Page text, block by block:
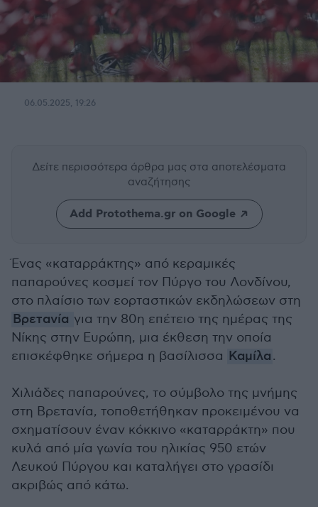
06.05.2025, 19:26
Δείτε περισσότερα άρθρα μας στα αποτελέσματα
αναζήτησης
Add Protothema.gr on Google
Ένας «καταρράκτης» από κεραμικές
παπαρούνες κοσμεί τον Πύργο του Λονδίνου,
στο πλαίσιο των εορταστικών εκδηλώσεων στη
Βρετανία για την 80η επέτειο της ημέρας της
Νίκης στην Ευρώπη, μια έκθεση την οποία
επισκέφθηκε σήμερα η βασίλισσα Καμίλα.
Χιλιάδες παπαρούνες, το σύμβολο της μνήμης
στη Βρετανία, τοποθετήθηκαν προκειμένου να
σχηματίσουν έναν κόκκινο «καταρράκτη» που
κυλά από μία γωνία του ηλικίας 950 ετών
Λευκού Πύργου και καταλήγει στο γρασίδι
ακριβώς από κάτω.